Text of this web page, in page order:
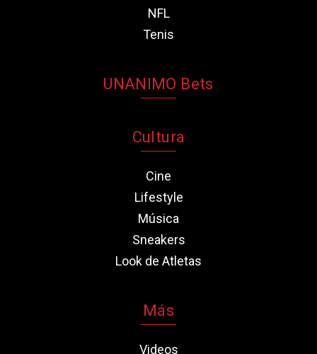
NFL
Tenis
UNANIMO Bets
Cultura
Cine
Lifestyle
Música
Sneakers
Look de Atletas
Más
Videos